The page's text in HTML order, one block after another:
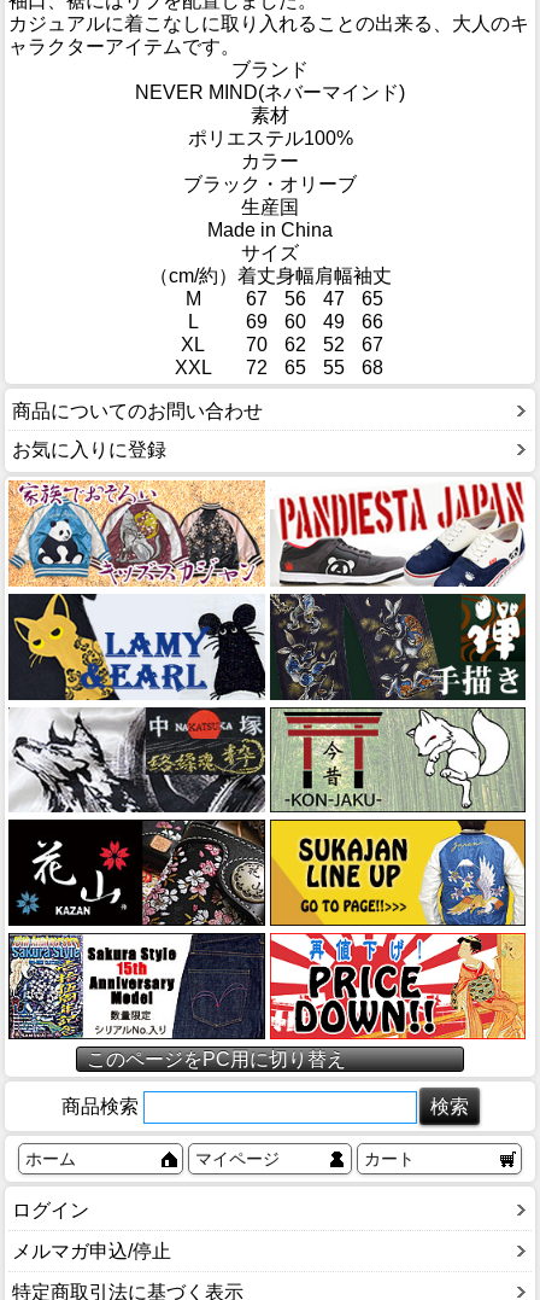
カジュアルに着こなしに取り入れることの出来る、大人のキ
ャラクターアイテムです。
ブランド
NEVER MIND(ネバーマインド)
素材
ポリエステル100%
カラー
ブラック・オリーブ
生産国
Made in China
サイズ
（cm/約） 着丈身幅肩幅袖丈
M
67 56 47
65
L
69 60 49
66
XL
70 62 52
67
XXL
72 65 55 68
商品についてのお問い合わせ
お気に入りに登録
このページをPC用に切り替え
商品検索
ホーム マイページ カート
ログイン
メルマガ申込/停止
特定商取引法に基づく表示